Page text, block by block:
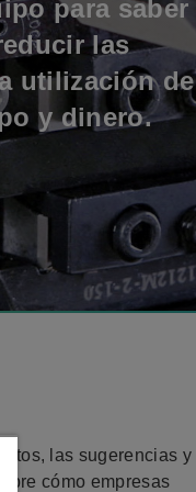
para saber
las
utilización de
y dinero.
las sugerencias y
cómo empresas